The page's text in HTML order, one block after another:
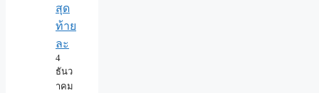
สุด
ท้าย
ละ
4
ธันว
าคม